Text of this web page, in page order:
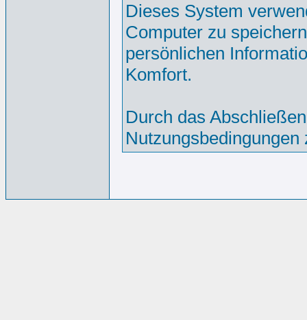
Dieses System
Computer zu
persönlichen
Komfort.
Durch das
Nutzungsbedingungen